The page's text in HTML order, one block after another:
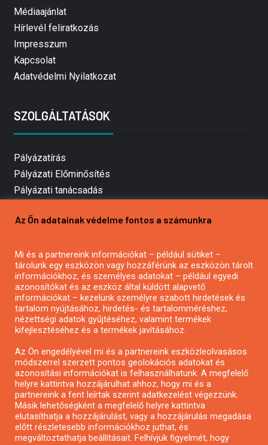
Médiaajánlat
Hírlevél feliratkozás
Impresszum
Kapcsolat
Adatvédelmi Nyilatkozat
SZOLGÁLTATÁSOK
Pályázatírás
Pályázati Előminősítés
Pályázati tanácsadás
Mezőgazdasági pályázatírás
Pályázatírás civil szervezeteknek
Pályázatírás önkormányzatoknak
Pályázatfigyelés
Specifikus pályázatfigyelés vagy hírlevél
Pályázatok magánszemélyeknek
Pályázatok civil szervezeteknek
Pályázatok vállalkozásoknak
Önkormányzati pályázatok
Az Ön adatainak védelme fontos a számunkra
Mi és a partnereink információkat – például sütiket –
tárolunk egy eszközön vagy hozzáférünk az eszközön tárolt
információkhoz, és személyes adatokat – például egyedi
azonosítókat és az eszköz által küldött alapvető
információkat – kezelünk személyre szabott hirdetések és
tartalom nyújtásához, hirdetés- és tartalomméréshez,
nézettségi adatok gyűjtéséhez, valamint termékek
kifejlesztéséhez és a termékek javításához.
Az Ön engedélyével mi és a partnereink eszközleolvasásos
módszerrel szerzett pontos geolokációs adatokat és
azonosítási információkat is felhasználhatunk. A megfelelő
helyre kattintva hozzájárulhat ahhoz, hogy mi és a
partnereink a fent leírtak szerint adatkezelést végezzünk.
Másik lehetőségként a megfelelő helyre kattintva
elutasíthatja a hozzájárulást, vagy a hozzájárulás megadása
előtt részletesebb információkhoz juthat, és
megváltoztathatja beállításait. Felhívjuk figyelmét, hogy